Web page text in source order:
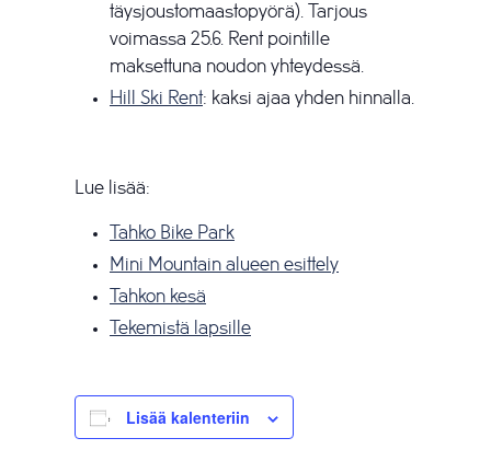
täysjoustomaastopyörä). Tarjous
voimassa 25.6. Rent pointille
maksettuna noudon yhteydessä.
Hill Ski Rent: kaksi ajaa yhden hinnalla.
Lue lisää:
Tahko Bike Park
Mini Mountain alueen esittely
Tahkon kesä
Tekemistä lapsille
Lisää kalenteriin